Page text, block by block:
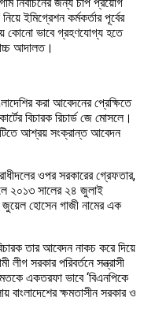
ইমিগ্রেশন কর্মকর্তার পূর্বের
কোনো ভাবে গ্রহণযোগ্য হতে
আদালত।
করা আবেদনের প্রেক্ষিতে
বিচারক রিচার্ড জে মোসলে।
আশ্রয় সংক্রান্ত আবেদন
ওপর সরকারের গ্রেফতার,
২০১৩ সালের ২৪ জুলাই
হোসেন গাজী নামের এক
তার আবেদন নাকচ করে দিয়ে
সরকার পরিবর্তনে সন্ত্রাসী
একতরফা ভাবে ‘বিএনপিকে
বাংলাদেশের ক্ষমতাসীন সরকার ও